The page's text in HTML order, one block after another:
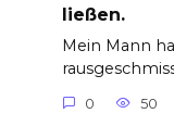
ließen.
Mein Mann
0 50